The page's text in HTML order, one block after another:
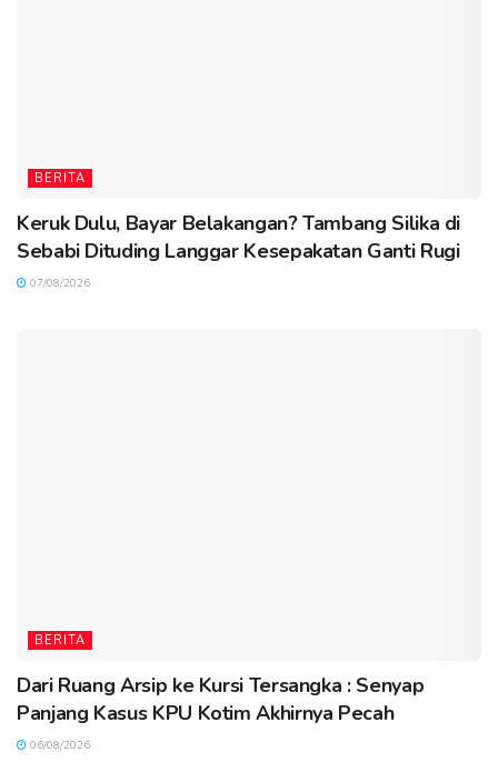
BERITA
Keruk Dulu, Bayar Belakangan? Tambang Silika di
Sebabi Dituding Langgar Kesepakatan Ganti Rugi
07/08/2026
BERITA
Dari Ruang Arsip ke Kursi Tersangka : Senyap
Panjang Kasus KPU Kotim Akhirnya Pecah
06/08/2026